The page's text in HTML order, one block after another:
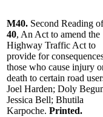
M40. Second Reading
40, An Act to amend the
Highway Traffic Act to
provide for
those who cause injury
death to certain road
Joel Harden; Doly
Jessica Bell; Bhutila
Karpoche. Printed.